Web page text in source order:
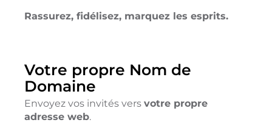
Rassurez, fidélisez, marquez les esprits.
Votre propre Nom de
Domaine
Envoyez vos invités vers votre propre
adresse web.